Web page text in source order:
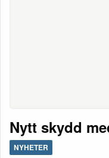
Nytt skydd
NYHETER